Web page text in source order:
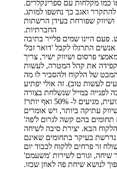
כמו מקלחות עם ספרינקלרים.
ואגב כך נחשפו למותג.
שפורחת בעידן הרשתות
החברתיות.
פעם היינו שמים פלייר בתיבה
אנשים התרגלו לקבל 'דואר זבל'
פרסום ושיווק ישיר, צריך
את קהל המטרה, לעשות
של הלקוח ולהסביר לו מה
לעשות טוב). זה אולי יפתיע
לפנייה במייל שנשלחת בצורה
מגיעים ל- 50% ואף יותר!
עתיקה ביותר, ויש אומרים
תחומים בהם קשה לגרום ל'פה'
הבא. יצירת סיבה לשיחה
נדרשת בעיקר בתחומים שאינם
זר פרחים ללקוח לכבוד יום
שיחה, וגורם לשירות 'משעמם'
לנושא שיחת פה לאוזן שכזו.